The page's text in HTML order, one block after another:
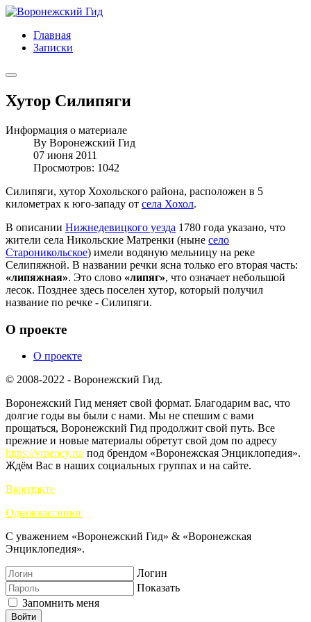
Главная
Записки
Хутор Силипяги
Информация о материале
By Воронежский Гид
07 июня 2011
Просмотров: 1042
Силипяги, хутор Хохольского района, расположен в 5
километрах к юго-западу от села Хохол.
В описании Нижнедевицкого уезда 1780 года указано, что
жители села Никольские Матренки (ныне село
Староникольское) имели водяную мельницу на реке
Селипяжной. В названии речки ясна только его вторая часть:
«липяжная». Это слово «липяг», что означает небольшой
лесок. Позднее здесь поселен хутор, который получил
название по речке - Силипяги.
О проекте
О проекте
© 2008-2022 - Воронежский Гид.
Воронежский Гид меняет свой формат. Благодарим вас, что
долгие годы вы были с нами. Мы не спешим с вами
прощаться, Воронежский Гид продолжит свой путь. Все
прежние и новые материалы обретут свой дом по адресу
https://vrnency.ru/под брендом «Воронежская Энциклопедия».
Ждём Вас в наших социальных группах и на сайте.
Вконтакте
Одноклассники
С уважением «Воронежский Гид» & «Воронежская
Энциклопедия».
Логин
Показать
Запомнить меня
Войти